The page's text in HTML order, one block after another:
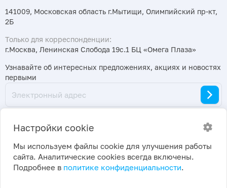
141009, Московская область г.Мытищи, Олимпийский пр-кт,
2Б
Только для корреспонденции:
г.Москва, Ленинская Слобода 19с.1 БЦ «Омега Плаза»
Узнавайте об интересных предложениях, акциях и новостях
первыми
2026 ©
ПраймКемикалсГрупп
Политика конфиденциальности
Настройки cookie
Настройки cookie
Мы используем файлы cookie для улучшения работы
сайта. Аналитические cookies всегда включены.
Подробнее в политике конфиденциальности.